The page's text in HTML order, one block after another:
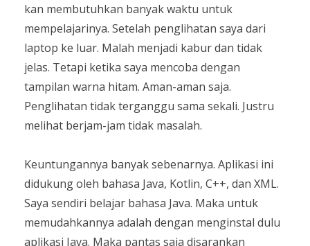
kan membutuhkan banyak waktu untuk
mempelajarinya. Setelah penglihatan saya dari
laptop ke luar. Malah menjadi kabur dan tidak
jelas. Tetapi ketika saya mencoba dengan
tampilan warna hitam. Aman-aman saja.
Penglihatan tidak terganggu sama sekali. Justru
melihat berjam-jam tidak masalah.
Keuntungannya banyak sebenarnya. Aplikasi ini
didukung oleh bahasa Java, Kotlin, C++, dan XML.
Saya sendiri belajar bahasa Java. Maka untuk
memudahkannya adalah dengan menginstal dulu
aplikasi Java. Maka pantas saja disarankan